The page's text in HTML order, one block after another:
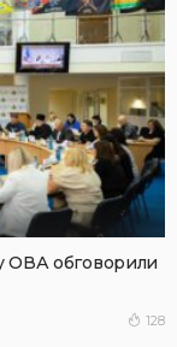
ОВА обговорили
128